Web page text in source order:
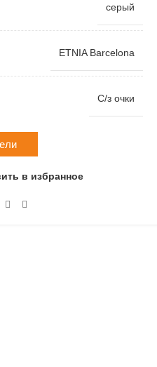
серый
ETNIA Barcelona
С/з очки
в избранное